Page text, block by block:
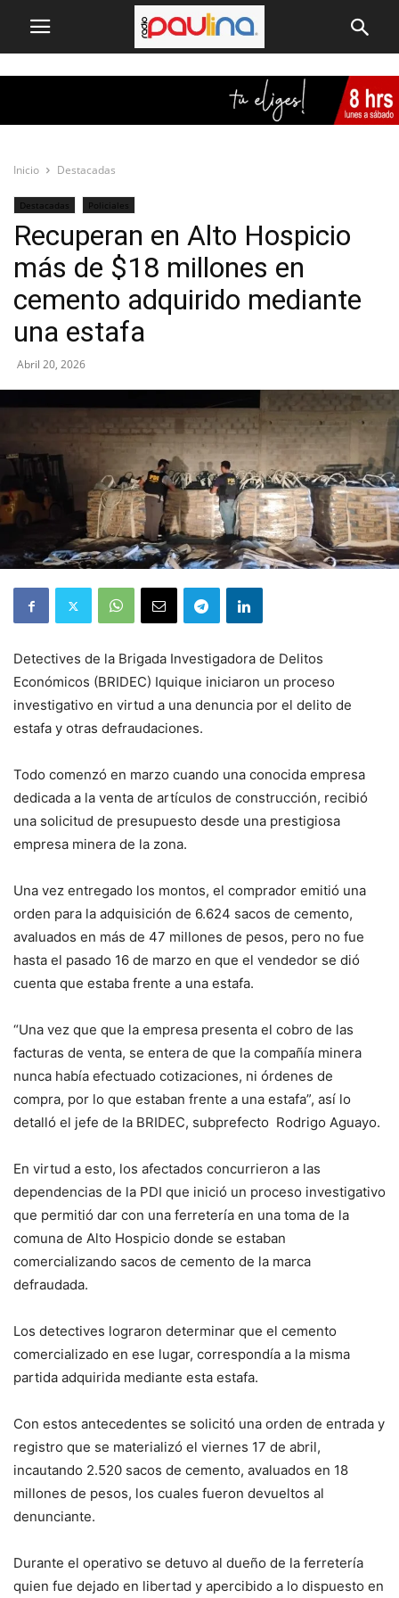
Inicio Destacadas
Destacadas Policiales
Recuperan en Alto Hospicio
más de $18 millones en
cemento adquirido mediante
una estafa
Abril 20, 2026
Detectives de la Brigada Investigadora de Delitos
Económicos (BRIDEC) Iquique iniciaron un proceso
investigativo en virtud a una denuncia por el delito de
estafa y otras defraudaciones.
Todo comenzó en marzo cuando una conocida empresa
dedicada a la venta de artículos de construcción, recibió
una solicitud de presupuesto desde una prestigiosa
empresa minera de la zona.
Una vez entregado los montos, el comprador emitió una
orden para la adquisición de 6.624 sacos de cemento,
avaluados en más de 47 millones de pesos, pero no fue
hasta el pasado 16 de marzo en que el vendedor se dió
cuenta que estaba frente a una estafa.
“Una vez que que la empresa presenta el cobro de las
facturas de venta, se entera de que la compañía minera
nunca había efectuado cotizaciones, ni órdenes de
compra, por lo que estaban frente a una estafa”, así lo
detalló el jefe de la BRIDEC, subprefecto Rodrigo Aguayo.
En virtud a esto, los afectados concurrieron a las
dependencias de la PDI que inició un proceso investigativo
que permitió dar con una ferretería en una toma de la
comuna de Alto Hospicio donde se estaban
comercializando sacos de cemento de la marca
defraudada.
Los detectives lograron determinar que el cemento
comercializado en ese lugar, correspondía a la misma
partida adquirida mediante esta estafa.
Con estos antecedentes se solicitó una orden de entrada y
registro que se materializó el viernes 17 de abril,
incautando 2.520 sacos de cemento, avaluados en 18
millones de pesos, los cuales fueron devueltos al
denunciante.
Durante el operativo se detuvo al dueño de la ferretería
quien fue dejado en libertad y apercibido a lo dispuesto en